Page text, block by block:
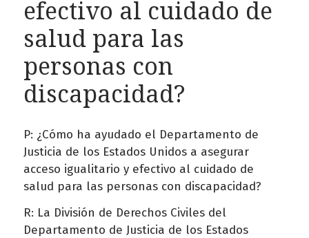
efectivo al cuidado de
salud para las
personas con
discapacidad?
P: ¿Cómo ha ayudado el Departamento de
Justicia de los Estados Unidos a asegurar
acceso igualitario y efectivo al cuidado de
salud para las personas con discapacidad?
R: La División de Derechos Civiles del
Departamento de Justicia de los Estados